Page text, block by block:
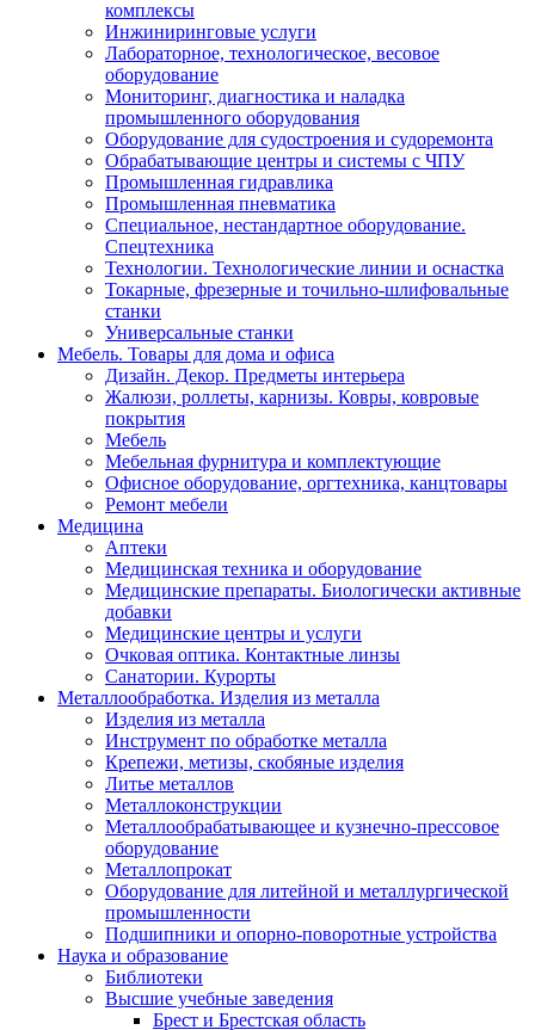
комплексы
Инжиниринговые услуги
Лабораторное, технологическое, весовое
оборудование
Мониторинг, диагностика и наладка
промышленного оборудования
Оборудование для судостроения и судоремонта
Обрабатывающие центры и системы с ЧПУ
Промышленная гидравлика
Промышленная пневматика
Специальное, нестандартное оборудование.
Спецтехника
Технологии. Технологические линии и оснастка
Токарные, фрезерные и точильно-шлифовальные
станки
Универсальные станки
Мебель. Товары для дома и офиса
Дизайн. Декор. Предметы интерьера
Жалюзи, роллеты, карнизы. Ковры, ковровые
покрытия
Мебель
Мебельная фурнитура и комплектующие
Офисное оборудование, оргтехника, канцтовары
Ремонт мебели
Медицина
Аптеки
Медицинская техника и оборудование
Медицинские препараты. Биологически активные
добавки
Медицинские центры и услуги
Очковая оптика. Контактные линзы
Санатории. Курорты
Металлообработка. Изделия из металла
Изделия из металла
Инструмент по обработке металла
Крепежи, метизы, скобяные изделия
Литье металлов
Металлоконструкции
Металлообрабатывающее и кузнечно-прессовое
оборудование
Металлопрокат
Оборудование для литейной и металлургической
промышленности
Подшипники и опорно-поворотные устройства
Наука и образование
Библиотеки
Высшие учебные заведения
Брест и Брестская область